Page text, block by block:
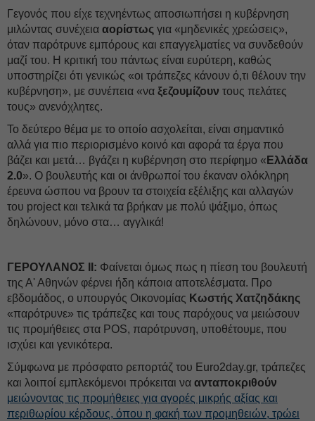
Γεγονός που είχε τεχνηέντως αποσιωπήσει η κυβέρνηση
μιλώντας συνέχεια αορίστως για «μηδενικές χρεώσεις»,
όταν παρότρυνε εμπόρους και επαγγελματίες να συνδεθούν
μαζί του. H κριτική του πάντως είναι ευρύτερη, καθώς
υποστηρίζει ότι γενικώς «οι τράπεζες κάνουν ό,τι θέλουν την
κυβέρνηση», με συνέπεια «να ξεζουμίζουν τους πελάτες
τους» ανενόχλητες.
Το δεύτερο θέμα με το οποίο ασχολείται, είναι σημαντικό
αλλά για πιο περιορισμένο κοινό και αφορά τα έργα που
βάζει και μετά… βγάζει η κυβέρνηση στο περίφημο « Ελλάδα
2.0». Ο βουλευτής και οι άνθρωποί του έκαναν ολόκληρη
έρευνα ώσπου να βρουν τα στοιχεία εξέλιξης και αλλαγών
του project και τελικά τα βρήκαν με πολύ ψάξιμο, όπως
δηλώνουν, μόνο στα… αγγλικά!
ΓΕΡΟΥΛΑΝΟΣ ΙΙ: Φαίνεται όμως πως η πίεση του βουλευτή
της Α' Αθηνών φέρνει ήδη κάποια αποτελέσματα. Προ
εβδομάδος, ο υπουργός Οικονομίας Κωστής Χατζηδάκης
«παρότρυνε» τις τράπεζες και τους παρόχους να μειώσουν
τις προμήθειες στα POS, παρότρυνση, υποθέτουμε, που
ισχύει και γενικότερα.
Σύμφωνα με πρόσφατο ρεπορτάζ του Euro2day.gr, τράπεζες
και λοιποί εμπλεκόμενοι πρόκειται να ανταποκριθούν
μειώνοντας τις προμήθειες για αγορές μικρής αξίας και
περιθωρίου κέρδους, όπου η φακή των προμηθειών, τρώει